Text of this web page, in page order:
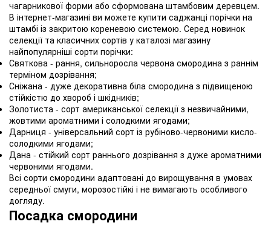
чагарникової форми або сформована штамбовим деревцем.
В інтернет-магазині ви можете купити саджанці порічки на
штамбі із закритою кореневою системою. Серед новинок
селекції та класичних сортів у каталозі магазину
найпопулярніші сорти порічки:
Святкова - рання, сильноросла червона смородина з раннім
терміном дозрівання;
Сніжана - дуже декоративна біла смородина з підвищеною
стійкістю до хвороб і шкідників;
Золотиста - сорт американської селекції з незвичайними,
жовтими ароматними і солодкими ягодами;
Дарниця - універсальний сорт із рубіново-червоними кисло-
солодкими ягодами;
Дана - стійкий сорт раннього дозрівання з дуже ароматними
червоними ягодами.
Всі сорти смородини адаптовані до вирощування в умовах
середньої смуги, морозостійкі і не вимагають особливого
догляду.
Посадка смородини